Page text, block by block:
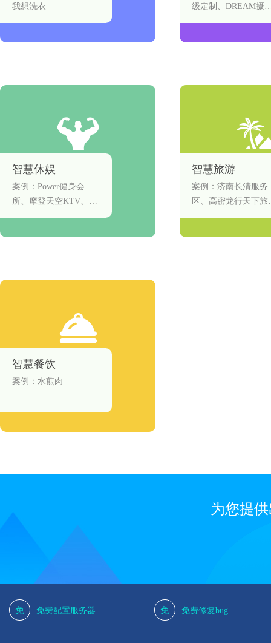
我想洗衣
级定制、DREAM摄
tudios、梦想家儿童摄
智慧休娱
案例：Power健身会
所、摩登天空KTV、腰
石水库
智慧旅游
案例：济南长清服务
区、高密龙行天下旅
社、洛阳燕行天下旅
智慧餐饮
案例：水煎肉
为您提
免 免费配置服务器 免 免费修复bug